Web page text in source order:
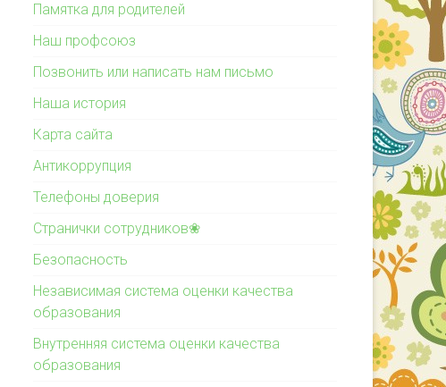
Памятка для родителей
Наш профсоюз
Позвонить или написать нам письмо
Наша история
Карта сайта
Антикоррупция
Телефоны доверия
Странички сотрудников❀
Безопасность
Независимая система оценки качества
образования
Внутренняя система оценки качества
образования